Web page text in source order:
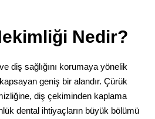
Nedir?
diş sağlığını korumaya yönelik
geniş bir alandır. Çürük
diş çekiminden kaplama
dental ihtiyaçların büyük bölümü